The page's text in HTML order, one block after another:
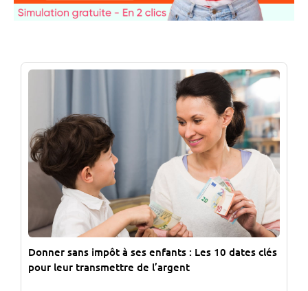
Donner sans impôt à ses enfants : Les 10 dates clés
pour leur transmettre de l’argent